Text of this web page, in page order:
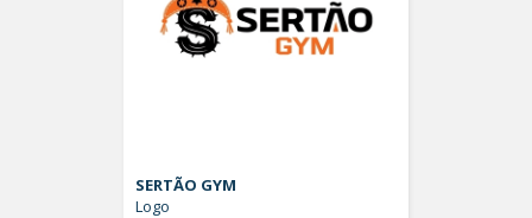
SERTÃO GYM
Logo